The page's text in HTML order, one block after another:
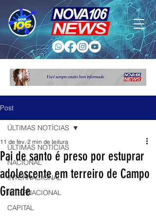
Post
ÚLTIMAS NOTÍCIAS
NACIONAL
INTERNACIONAL
INTERNACIONAL
CAPITAL
ÚLTIMAS NOTÍCIAS
Pai de santo é preso por estuprar
adolescente em terreiro de Campo
Grande
11 de fev. 2 min de leitura